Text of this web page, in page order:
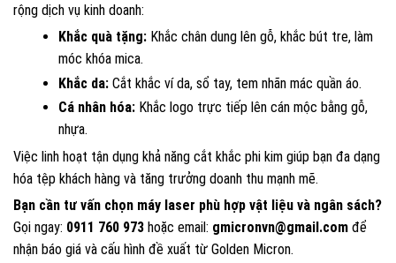
rộng dịch vụ kinh doanh:
Khắc quà tặng:Khắc chân dung lên gỗ, khắc bút tre, làm
móc khóa mica.
Khắc da:Cắt khắc ví da, sổ tay, tem nhãn mác quần áo.
Cá nhân hóa:Khắc logo trực tiếp lên cán mộc bằng gỗ,
nhựa.
Việc linh hoạt tận dụng khả năng cắt khắc phi kim giúp bạn đa dạng
hóa tệp khách hàng và tăng trưởng doanh thu mạnh mẽ.
Bạn cần tư vấn chọn máy laser phù hợp vật liệu và ngân sách?
Gọi ngay: 0911 760 973 hoặc email: gmicronvn@gmail.com để
nhận báo giá và cấu hình đề xuất từ Golden Micron.